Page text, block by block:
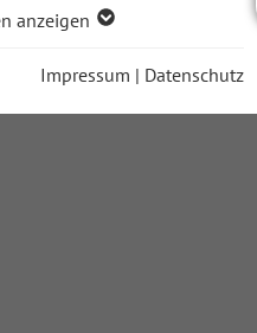
anzeigen
Impressum | Datenschutz